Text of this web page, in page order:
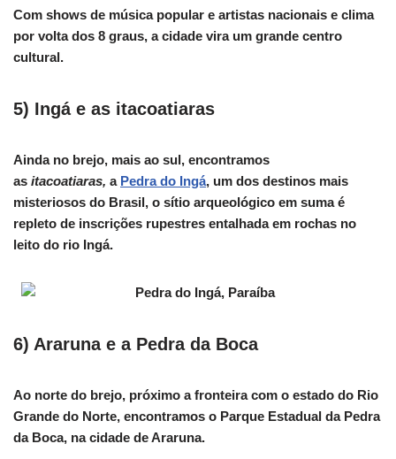
Com shows de música popular e artistas nacionais e clima
por volta dos 8 graus, a cidade vira um grande centro
cultural.
5) Ingá e as itacoatiaras
Ainda no brejo, mais ao sul, encontramos
as itacoatiaras, a Pedra do Ingá, um dos destinos mais
misteriosos do Brasil, o sítio arqueológico em suma é
repleto de inscrições rupestres entalhada em rochas no
leito do rio Ingá.
6) Araruna e a Pedra da Boca
Ao norte do brejo, próximo a fronteira com o estado do Rio
Grande do Norte, encontramos o Parque Estadual da Pedra
da Boca, na cidade de Araruna.